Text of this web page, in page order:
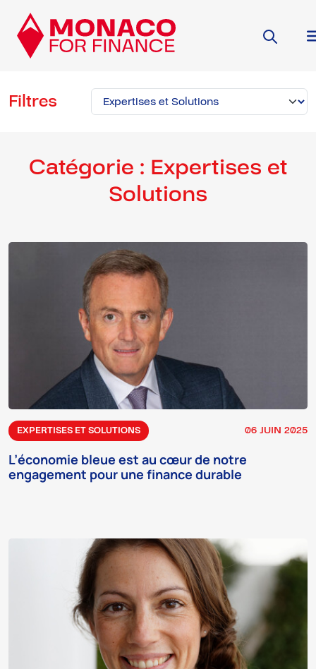
Filtres
Catégorie : Expertises et
Solutions
EXPERTISES ET SOLUTIONS 06 JUIN 2025
L’économie bleue est au cœur de notre
engagement pour une finance durable